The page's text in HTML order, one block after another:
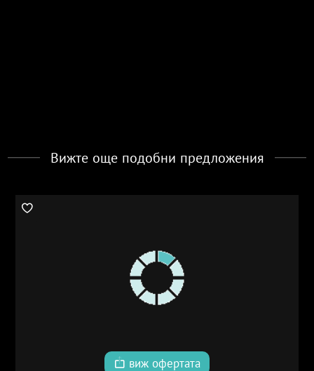
Вижте още подобни предложения
виж офертата